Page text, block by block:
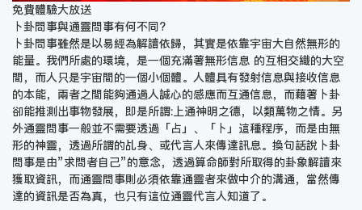
免費體驗大放送
卜卦問事與通靈問事有何不同?
卜卦問事雖然是以易經為解讀依歸，其實是依靠宇宙大自然無形的
能量。我們所處的環境，是一個充滿著無形信息 的互相交織的大空
間，而人只是宇宙間的一個小個體。人體具有發射信息與接收信息
的本能，兩者之間能夠通過人誠心的感應而互通信息，而藉著卜卦
卻能推測出事物發展，即是所謂:上通神明之德，以類萬物之情。另
外通靈問事一般並不需要透過「占」、「卜」這種程序，而是由無
形的神靈，透過所謂的乩身、或代言人來傳達訊息。換句話說卜卦
問事是由”求問者自己”的意念，透過算命師對所取得的卦象解讀來
獲取資訊，而通靈問事則必須依靠通靈者來做中介的溝通，當然傳
達的資訊是否為真，也只有這位通靈代言人知道了。